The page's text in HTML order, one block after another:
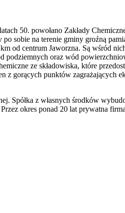
50. powołano Zakłady
sobie na terenie gminy groźną
od centrum Jaworzna. Są wśród
oraz wód
ze składowiska, które
z gorących punktów zagrażających
Spółka z własnych środków
okres ponad 20 lat prywatna